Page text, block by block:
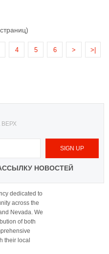
4 5 6 > >|
ВЕРХ
НОВОСТЕЙ
dedicated to
across the
Nevada. We
of both
their local